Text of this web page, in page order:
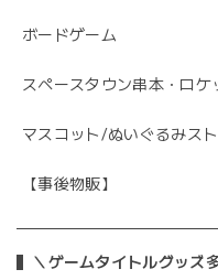
ボードゲーム
スペースタウン串本・ロ
マスコット/ぬいぐるみス
【事後物販】
＼ゲームタイトルグッズ